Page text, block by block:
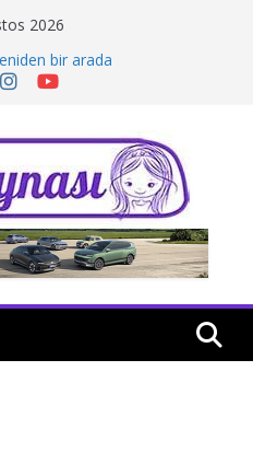
2026
bir arada
açıldı
sürüşü